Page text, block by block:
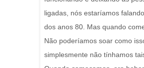
ligadas, nós estaríamos
dos anos 80. Mas quando
Não poderíamos soar como
simplesmente não tínhamos